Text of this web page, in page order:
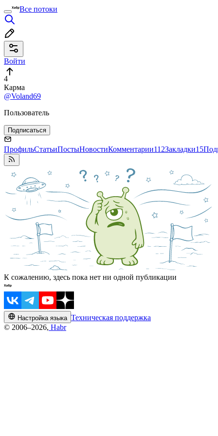
Все потоки
Войти
4
Карма
@Voland69
Пользователь
Подписаться
ПрофильСтатьиПостыНовостиКомментарии112Закладки15
К сожалению, здесь пока нет ни одной публикации
Настройка языка Техническая поддержка
© 2006–2026, Habr